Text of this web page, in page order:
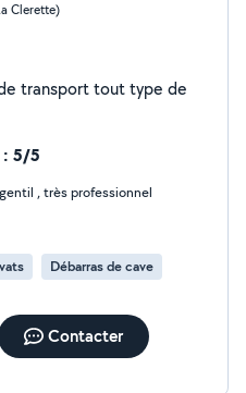
Clerette)
transport tout type de
: 5/5
, très professionnel
Débarras de cave
Contacter